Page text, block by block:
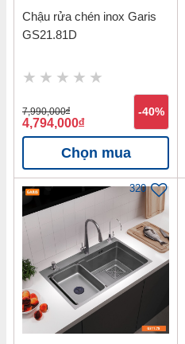
Chậu rửa chén inox Garis
GS21.81D
7,990,000đ
4,794,000đ
-40%
Chọn mua
320